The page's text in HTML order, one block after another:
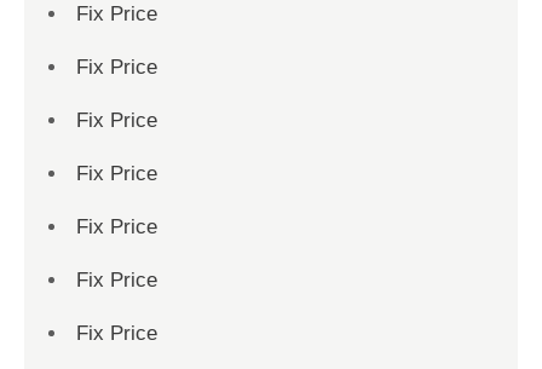
Fix Price
Fix Price
Fix Price
Fix Price
Fix Price
Fix Price
Fix Price